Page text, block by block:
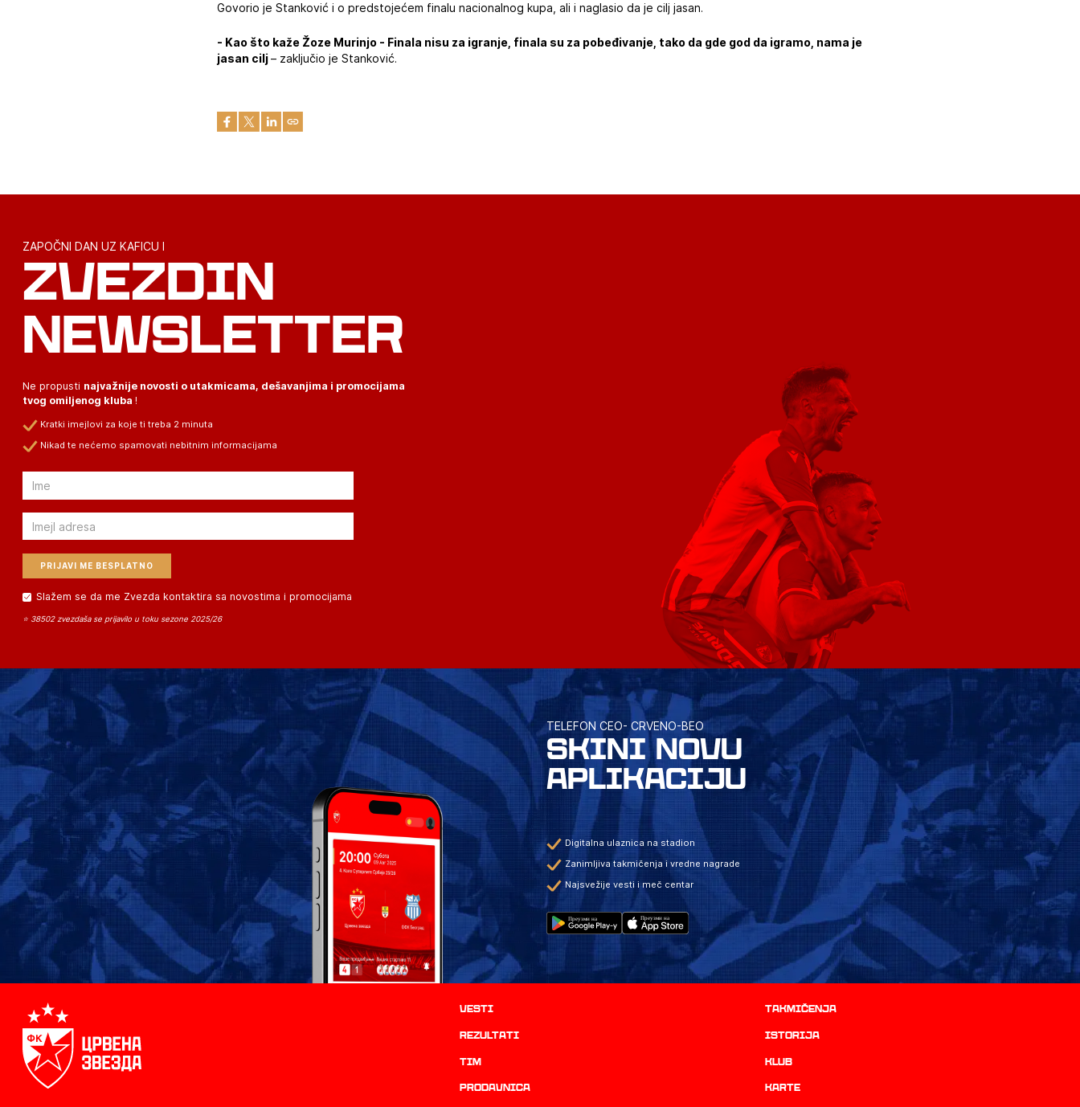
Govorio je Stanković i o predstojećem finalu nacionalnog kupa, ali i naglasio da je cilj jasan.
- Kao što kaže Žoze Murinjo - Finala nisu za igranje, finala su za pobeđivanje, tako da gde god da igramo, nama je
jasan cilj– zaključio je Stanković.
ZAPOČNI DAN UZ KAFICU I
ZVEZDIN
NEWSLETTER
Ne propusti najvažnije novosti o utakmicama, dešavanjima i promocijama
tvog omiljenog kluba !
Kratki imejlovi za koje ti treba 2 minuta
Nikad te nećemo spamovati nebitnim informacijama
Email
Email
Slažem se da me Zvezda kontaktira sa novostima i promocijama
⭐ 38502 zvezdaša se prijavilo u toku sezone 2025/26
TELEFON CEO- CRVENO-BEO
SKINI NOVU
APLIKACIJU
Digitalna ulaznica na stadion
Zanimljiva takmičenja i vredne nagrade
Najsvežije vesti i meč centar
Vesti Takmičenja
rezultati istorija
TIM Klub
prodavnica Karte